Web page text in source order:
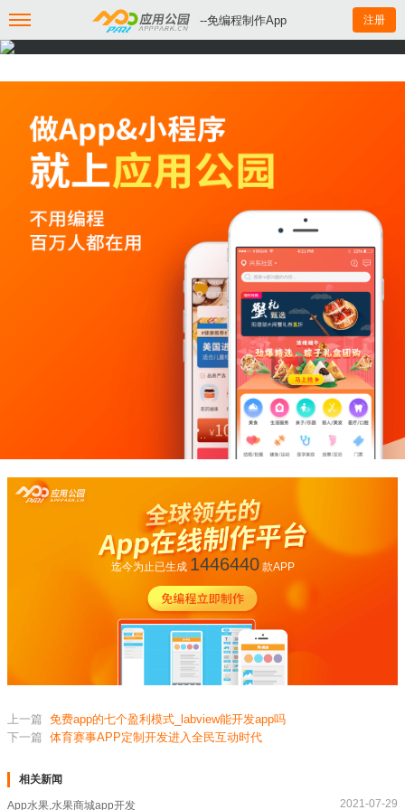
--免编程制作App 注册
迄今为止已生成 1446440款APP
上一篇 免费app的七个盈利模式_labview能开发app吗
下一篇 体育赛事APP定制开发进入全民互动时代
相关新闻
App水果,水果商城app开发 2021-07-29